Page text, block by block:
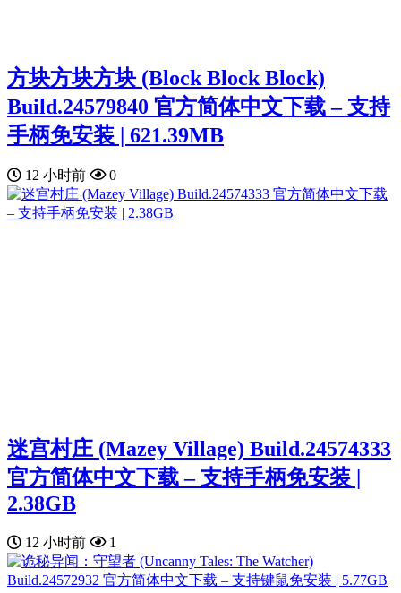
方块方块方块 (Block Block Block)
Build.24579840 官方简体中文下载 – 支持
手柄免安装 | 621.39MB
12 小时前 0
迷宫村庄 (Mazey Village) Build.24574333
官方简体中文下载 – 支持手柄免安装 |
2.38GB
12 小时前 1